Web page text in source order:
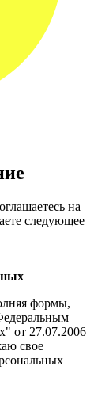
на
следующее
формы,
от 27.07.2006
свое